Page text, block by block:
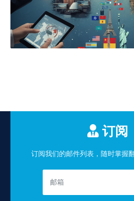
订阅
订阅我们的邮件列表，随时掌握